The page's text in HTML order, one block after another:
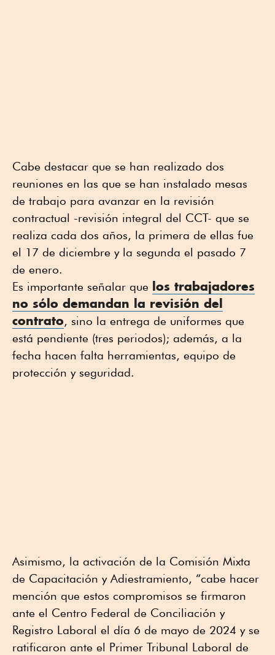
Cabe destacar que se han realizado dos
reuniones en las que se han instalado mesas
de trabajo para avanzar en la revisión
contractual -revisión integral del CCT- que se
realiza cada dos años, la primera de ellas fue
el 17 de diciembre y la segunda el pasado 7
de enero.
Es importante señalar que los trabajadores
no sólo demandan la revisión del
contrato, sino la entrega de uniformes que
está pendiente (tres periodos); además, a la
fecha hacen falta herramientas, equipo de
protección y seguridad.
Asimismo, la activación de la Comisión Mixta
de Capacitación y Adiestramiento, “cabe hacer
mención que estos compromisos se firmaron
ante el Centro Federal de Conciliación y
Registro Laboral el día 6 de mayo de 2024 y se
ratificaron ante el Primer Tribunal Laboral de